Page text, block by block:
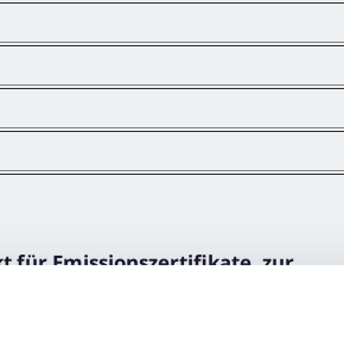
für Emissionszertifikate, zur